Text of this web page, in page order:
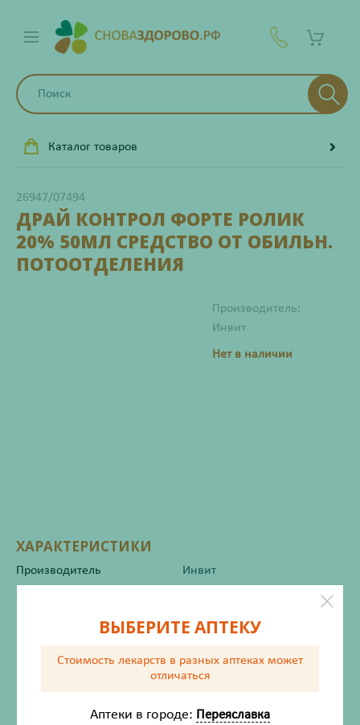
Каталог товаров
26947/07494
ДРАЙ КОНТРОЛ ФОРТЕ РОЛИК
20% 50МЛ СРЕДСТВО ОТ ОБИЛЬН.
ПОТООТДЕЛЕНИЯ
Производитель:
Инвит
Нет в наличии
ХАРАКТЕРИСТИКИ
Производитель
Инвит
Жизненно важный
Инструкция по применению
ВЫБЕРИТЕ АПТЕКУ
Стоимость лекарств в разных аптеках может
отличаться
Аптеки в городе: Переяславка